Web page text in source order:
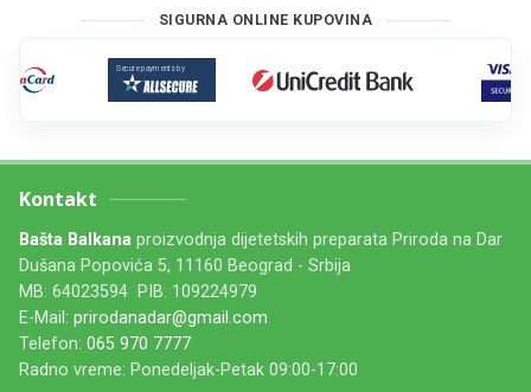
SIGURNA ONLINE KUPOVINA
Kontakt
Bašta Balkana proizvodnja dijetetskih preparata Priroda na Dar
Dušana Popovića 5, 11160 Beograd - Srbija
MB: 64023594 PIB: 109224979
E-Mail: prirodanadar@gmail.com
Telefon: 065 970 7777
Radno vreme: Ponedeljak-Petak 09:00-17:00